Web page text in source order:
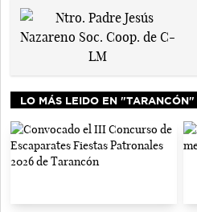
LO MÁS LEIDO EN "TARANCÓN"